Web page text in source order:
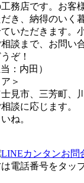
務店です。お客
き、納得のいく
いただきます。
談まで、お問い
ぞ！
：内田）
＞
見市、三芳町、
談に応じます。
ね。
電話番号をタッ